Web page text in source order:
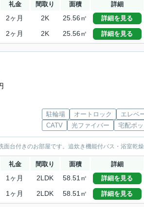
礼金 間取り 面積 詳細
2ヶ月 2K 25.56㎡ 詳細を見る
2ヶ月 2K 25.56㎡ 詳細を見る
駐輪場 オートロック
エレベ
CATV
光ファイバー 宅配ボ
台付きのお部屋です。追炊き機能付バス・浴室乾燥
礼金 間取り 面積 詳細
1ヶ月 2LDK 58.51㎡ 詳細を見る
1ヶ月 2LDK 58.51㎡ 詳細を見る